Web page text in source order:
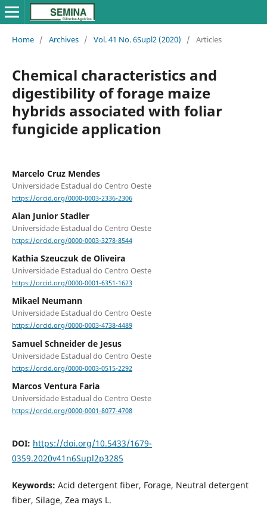
Home / Archives / Vol. 41 No. 6Supl2 (2020) / Articles
Chemical characteristics and
digestibility of forage maize
hybrids associated with foliar
fungicide application
Marcelo Cruz Mendes
Universidade Estadual do Centro Oeste
https://orcid.org/0000-0003-2336-2306
Alan Junior Stadler
Universidade Estadual do Centro Oeste
https://orcid.org/0000-0003-3278-8544
Kathia Szeuczuk de Oliveira
Universidade Estadual do Centro Oeste
https://orcid.org/0000-0001-6351-1623
Mikael Neumann
Universidade Estadual do Centro Oeste
https://orcid.org/0000-0003-4738-4489
Samuel Schneider de Jesus
Universidade Estadual do Centro Oeste
https://orcid.org/0000-0003-0515-2292
Marcos Ventura Faria
Universidade Estadual do Centro Oeste
https://orcid.org/0000-0001-8077-4708
DOI: https://doi.org/10.5433/1679-
0359.2020v41n6Supl2p3285
Keywords: Acid detergent fiber, Forage, Neutral detergent
fiber, Silage, Zea mays L.